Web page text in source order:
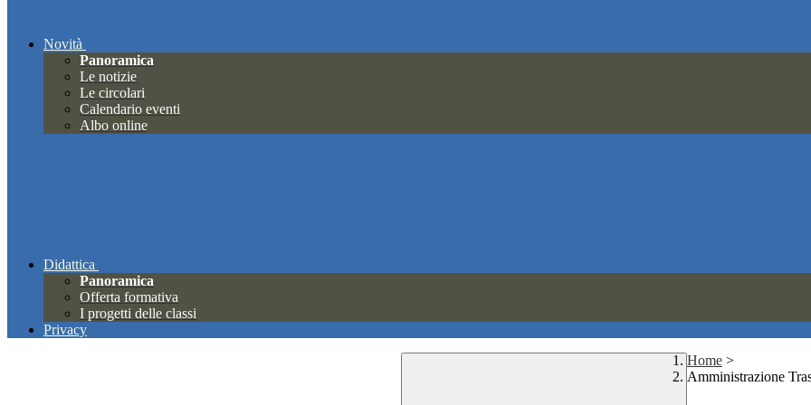
Novità
Panoramica
Le notizie
Le circolari
Calendario eventi
Albo online
Didattica
Panoramica
Offerta formativa
I progetti delle classi
Privacy
Home >
Amministrazione